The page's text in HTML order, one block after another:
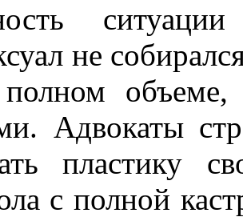
не
объеме,
Адвокаты
пластику
с полной